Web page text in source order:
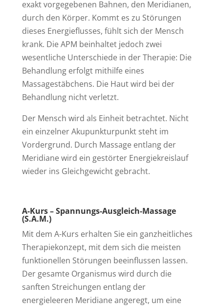
exakt vorgegebenen Bahnen, den Meridianen,
durch den Körper. Kommt es zu Störungen
dieses Energieflusses, fühlt sich der Mensch
krank. Die APM beinhaltet jedoch zwei
wesentliche Unterschiede in der Therapie: Die
Behandlung erfolgt mithilfe eines
Massagestäbchens. Die Haut wird bei der
Behandlung nicht verletzt.
Der Mensch wird als Einheit betrachtet. Nicht
ein einzelner Akupunkturpunkt steht im
Vordergrund. Durch Massage entlang der
Meridiane wird ein gestörter Energiekreislauf
wieder ins Gleichgewicht gebracht.
A-Kurs – Spannungs-Ausgleich-Massage
(S.A.M.)
Mit dem A-Kurs erhalten Sie ein ganzheitliches
Therapiekonzept, mit dem sich die meisten
funktionellen Störungen beeinflussen lassen.
Der gesamte Organismus wird durch die
sanften Streichungen entlang der
energieleeren Meridiane angeregt, um eine